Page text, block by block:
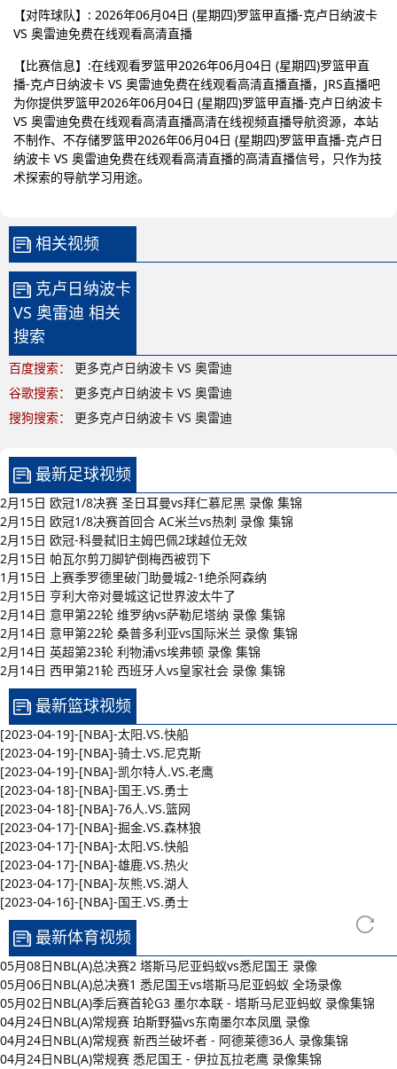
【对阵球队】: 2026年06月04日 (星期四)罗篮甲直播-克卢日纳波卡
VS 奥雷迪免费在线观看高清直播
【比赛信息】:在线观看罗篮甲2026年06月04日 (星期四)罗篮甲直
播-克卢日纳波卡 VS 奥雷迪免费在线观看高清直播直播，JRS直播吧
为你提供罗篮甲2026年06月04日 (星期四)罗篮甲直播-克卢日纳波卡
VS 奥雷迪免费在线观看高清直播高清在线视频直播导航资源，本站
不制作、不存储罗篮甲2026年06月04日 (星期四)罗篮甲直播-克卢日
纳波卡 VS 奥雷迪免费在线观看高清直播的高清直播信号，只作为技
术探索的导航学习用途。
相关视频
克卢日纳波卡
VS 奥雷迪 相关
搜索
百度搜索：
更多克卢日纳波卡 VS 奥雷迪
谷歌搜索：
更多克卢日纳波卡 VS 奥雷迪
搜狗搜索：
更多克卢日纳波卡 VS 奥雷迪
最新足球视频
2月15日 欧冠1/8决赛 圣日耳曼vs拜仁慕尼黑 录像 集锦
2月15日 欧冠1/8决赛首回合 AC米兰vs热刺 录像 集锦
2月15日 欧冠-科曼弑旧主姆巴佩2球越位无效
2月15日 帕瓦尔剪刀脚铲倒梅西被罚下
1月15日 上赛季罗德里破门助曼城2-1绝杀阿森纳
2月15日 亨利大帝对曼城这记世界波太牛了
2月14日 意甲第22轮 维罗纳vs萨勒尼塔纳 录像 集锦
2月14日 意甲第22轮 桑普多利亚vs国际米兰 录像 集锦
2月14日 英超第23轮 利物浦vs埃弗顿 录像 集锦
2月14日 西甲第21轮 西班牙人vs皇家社会 录像 集锦
最新篮球视频
[2023-04-19]-[NBA]-太阳.VS.快船
[2023-04-19]-[NBA]-骑士.VS.尼克斯
[2023-04-19]-[NBA]-凯尔特人.VS.老鹰
[2023-04-18]-[NBA]-国王.VS.勇士
[2023-04-18]-[NBA]-76人.VS.篮网
[2023-04-17]-[NBA]-掘金.VS.森林狼
[2023-04-17]-[NBA]-太阳.VS.快船
[2023-04-17]-[NBA]-雄鹿.VS.热火
[2023-04-17]-[NBA]-灰熊.VS.湖人
[2023-04-16]-[NBA]-国王.VS.勇士
最新体育视频
05月08日NBL(A)总决赛2 塔斯马尼亚蚂蚁vs悉尼国王 录像
05月06日NBL(A)总决赛1 悉尼国王vs塔斯马尼亚蚂蚁 全场录像
05月02日NBL(A)季后赛首轮G3 墨尔本联 - 塔斯马尼亚蚂蚁 录像集锦
04月24日NBL(A)常规赛 珀斯野猫vs东南墨尔本凤凰 录像
04月24日NBL(A)常规赛 新西兰破坏者 - 阿德莱德36人 录像集锦
04月24日NBL(A)常规赛 悉尼国王 - 伊拉瓦拉老鹰 录像集锦